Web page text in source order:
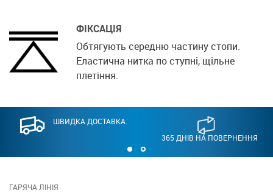
ФІКСАЦІЯ
Обтягують середню частину стопи.
Еластична нитка по ступні, щільне
плетіння.
ШВИДКА ДОСТАВКА
365 ДНІВ НА ПОВЕРНЕННЯ
ГАРЯЧА ЛІНІЯ